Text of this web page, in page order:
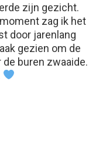
zijn gezicht.
zag ik het
door jarenlang
gezien om de
buren zwaaide.